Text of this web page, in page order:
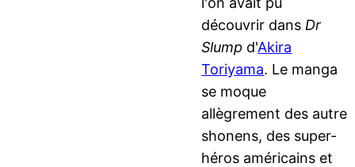
découvrir dans Dr
Slump d'Akira
Toriyama. Le manga
se moque
allègrement des autre
shonens, des super-
héros américains et